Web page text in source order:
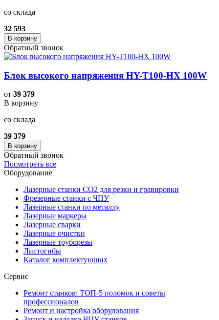
со склада
32 593
В корзину
Обратный звонок
Блок высокого напряжения HY-T100-HX 100W
от 39 379
В корзину
со склада
39 379
В корзину
Обратный звонок
Посмотреть все
Оборудование
Лазерные станки CO2 для резки и гравировки
Фрезерные станки с ЧПУ
Лазерные станки по металлу
Лазерные маркеры
Лазерные сварки
Лазерные очистки
Лазерные труборезы
Листогибы
Каталог комплектующих
Сервис
Ремонт станков: ТОП-5 поломок и советы
профессионалов
Ремонт и настройка оборудования